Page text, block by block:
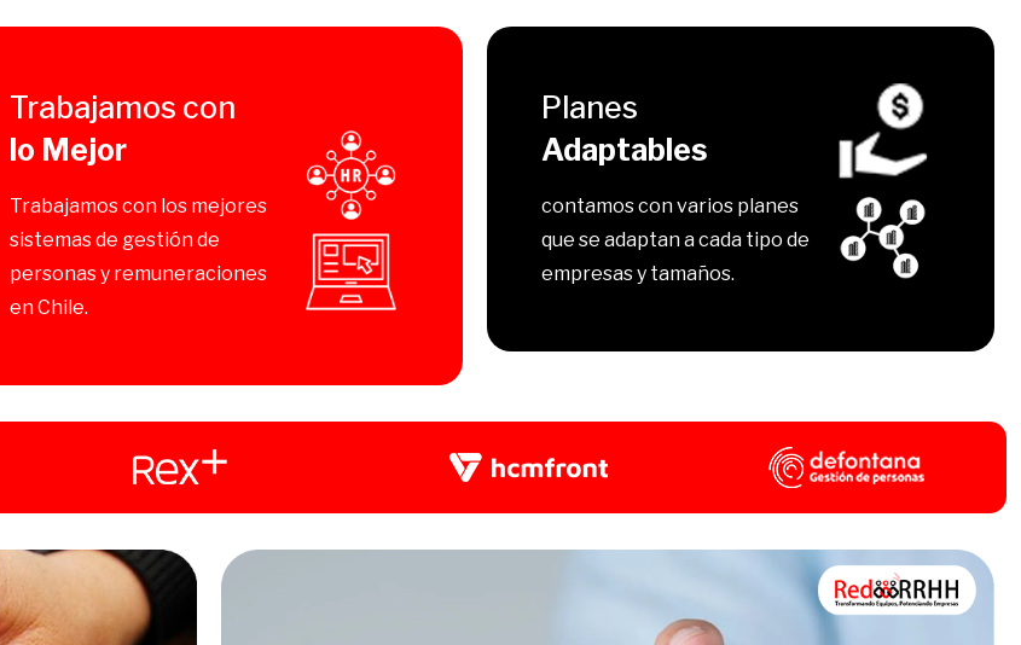
Trabajamos con
lo Mejor
Trabajamos con los mejores
sistemas de gestión de
personas y remuneraciones
en Chile.
Planes
Adaptables
contamos con varios planes
que se adaptan a cada tipo de
empresas y tamaños.